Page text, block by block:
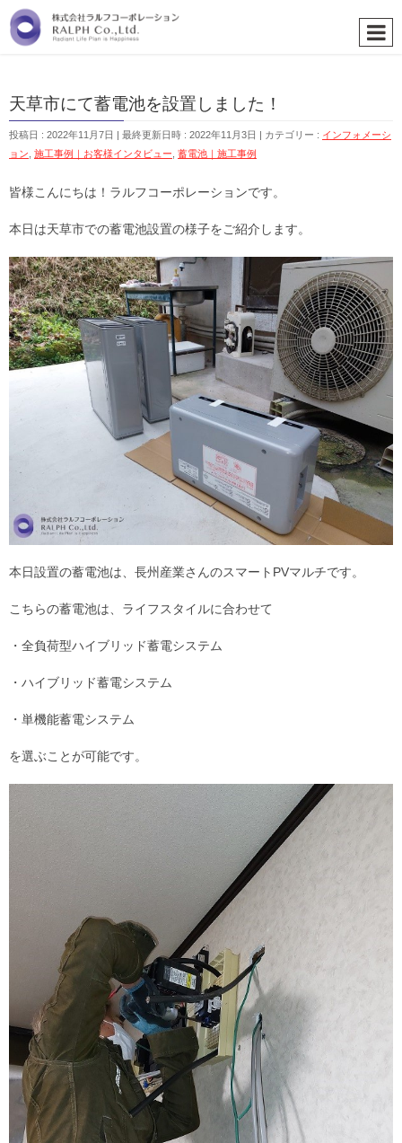
天草市にて蓄電池を設置しました！
投稿日 : 2022年11月7日 最終更新日時 : 2022年11月3日 カテゴリー : インフォメーシ
ョン 施工事例｜お客様インタビュー 蓄電池｜施工事例
皆様こんにちは！ラルフコーポレーションです。
本日は天草市での蓄電池設置の様子をご紹介します。
本日設置の蓄電池は、長州産業さんのスマートPVマルチです。
こちらの蓄電池は、ライフスタイルに合わせて
・全負荷型ハイブリッド蓄電システム
・ハイブリッド蓄電システム
・単機能蓄電システム
を選ぶことが可能です。